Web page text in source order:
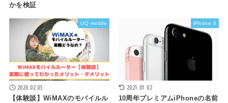
かを検証
UQ mobile
2020.02.05
【体験談】WiMAXのモバイルル
iPhone 8
2021.01.02
10周年プレミアムiPhoneの名前